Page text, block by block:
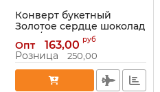
Конверт букетный
Золотое сердце шоколад
10шт/уп 9669240
Артикул: 9669240
Опт 163,00 руб
Розница 250,00